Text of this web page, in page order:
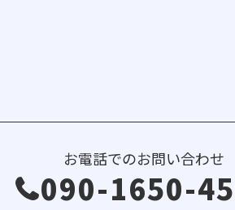
お電話でのお問い合わせ
090-1650-